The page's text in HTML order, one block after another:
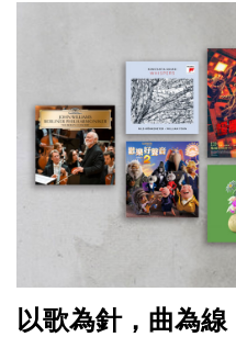
以歌為針，曲為